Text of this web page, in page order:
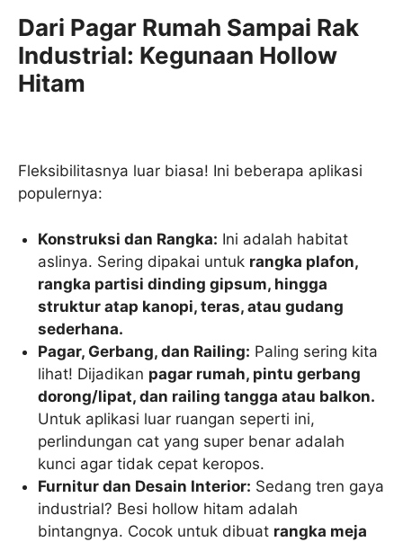
Dari Pagar Rumah Sampai Rak
Industrial: Kegunaan Hollow
Hitam
Fleksibilitasnya luar biasa! Ini beberapa aplikasi
populernya:
Konstruksi dan Rangka: Ini adalah habitat
aslinya. Sering dipakai untuk rangka plafon,
rangka partisi dinding gipsum, hingga
struktur atap kanopi, teras, atau gudang
sederhana.
Pagar, Gerbang, dan Railing: Paling sering kita
lihat! Dijadikan pagar rumah, pintu gerbang
dorong/lipat, dan railing tangga atau balkon.
Untuk aplikasi luar ruangan seperti ini,
perlindungan cat yang super benar adalah
kunci agar tidak cepat keropos.
Furnitur dan Desain Interior: Sedang tren gaya
industrial? Besi hollow hitam adalah
bintangnya. Cocok untuk dibuat rangka meja